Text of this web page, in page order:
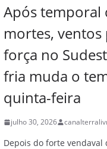
Após temporal
mortes,
força no
fria muda o
quinta-feira
julho 30, 2026
Depois do forte vendaval